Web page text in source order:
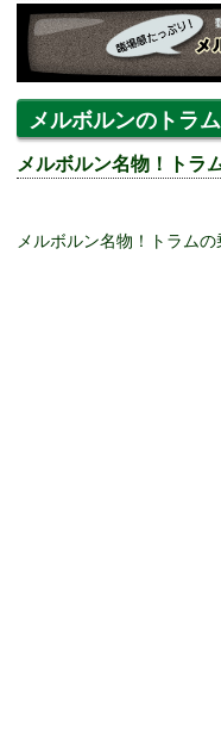
メルボルンのトラ
メルボルン名物！トラ
メルボルン名物！トラムの